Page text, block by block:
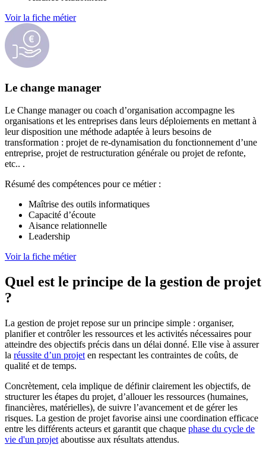
Voir la fiche métier
Le change manager
Le Change manager ou coach d’organisation accompagne les
organisations et les entreprises dans leurs déploiements en mettant à
leur disposition une méthode adaptée à leurs besoins de
transformation : projet de re-dynamisation du fonctionnement d’une
entreprise, projet de restructuration générale ou projet de refonte,
etc.. .
Résumé des compétences pour ce métier :
Maîtrise des outils informatiques
Capacité d’écoute
Aisance relationnelle
Leadership
Voir la fiche métier
Quel est le principe de la gestion de projet
?
La gestion de projet repose sur un principe simple : organiser,
planifier et contrôler les ressources et les activités nécessaires pour
atteindre des objectifs précis dans un délai donné. Elle vise à assurer
la réussite d’un projet en respectant les contraintes de coûts, de
qualité et de temps.
Concrètement, cela implique de définir clairement les objectifs, de
structurer les étapes du projet, d’allouer les ressources (humaines,
financières, matérielles), de suivre l’avancement et de gérer les
risques. La gestion de projet favorise ainsi une coordination efficace
entre les différents acteurs et garantit que chaque phase du cycle de
vie d'un projet aboutisse aux résultats attendus.